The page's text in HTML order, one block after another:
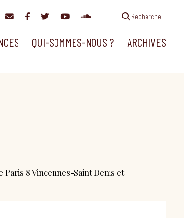
Recherche
QUI-SOMMES-NOUS ? ARCHIVES
8 Vincennes-Saint Denis et